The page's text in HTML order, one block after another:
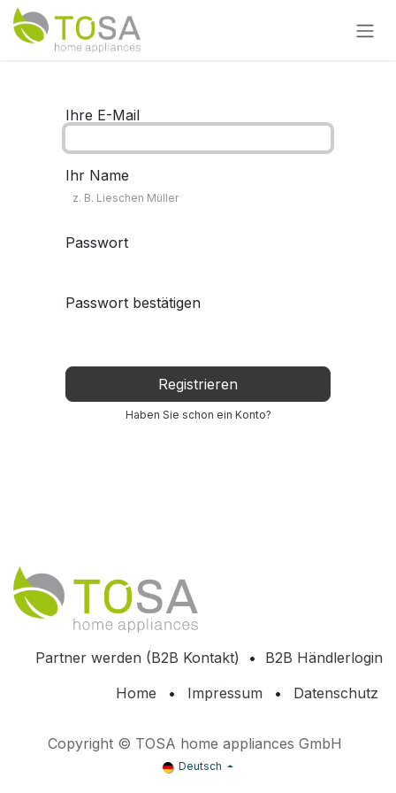
Zum Inhalt springen
Ihre E-Mail
Ihr Name
Passwort
Passwort bestätigen
Registrieren
Haben Sie schon ein Konto?
Partner werden (B2B Kontakt) • B2B Händlerlogin
Home
• Impressum • Datenschutz
Copyright © TOSA home appliances GmbH
Deutsch